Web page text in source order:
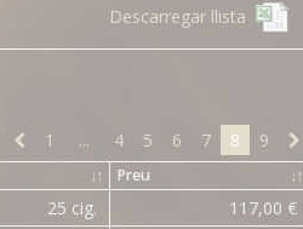
Descarregar llista
1 ... 4 5 6 7 8 9
↓↑ ↓↑
Preu
25 cig.
117,00 €